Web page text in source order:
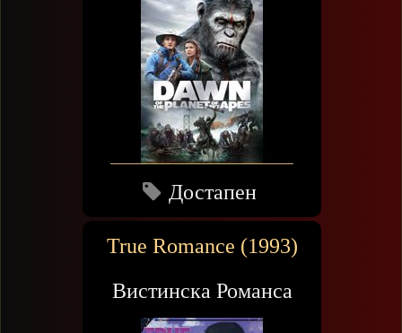
Достапен
True Romance (1993)
Вистинска Романса